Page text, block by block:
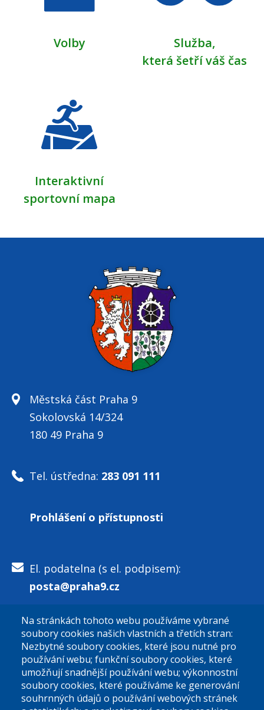
Volby
Služba,
která šetří váš čas
Interaktivní
sportovní mapa
Městská část Praha 9
Sokolovská 14/324
180 49 Praha 9
Tel. ústředna: 283 091 111
Prohlášení o přístupnosti
El. podatelna (s el. podpisem):
posta@praha9.cz
El. podatelna (bez el. podpisu):
podatelna@praha9.cz
Na stránkách tohoto webu používáme vybrané
soubory cookies našich vlastních a třetích stran:
Nezbytné soubory cookies, které jsou nutné pro
používání webu; funkční soubory cookies, které
umožňují snadnější používání webu; výkonnostní
soubory cookies, které používáme ke generování
souhrnných údajů o používání webových stránek